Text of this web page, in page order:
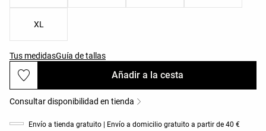
XL
Tus medidasGuía de tallas
Añadir a la cesta
Consultar disponibilidad en tienda
Envío a tienda gratuito | Envío a domicilio gratuito a partir de 40 €